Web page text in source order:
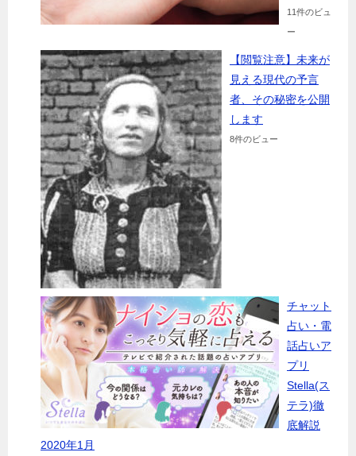
11件のビュ
ー
【閲覧注意】未来が
見える現代の予言
者、その秘密を公開
します
8件のビュー
チャット
占い・電
話占いア
プリ
Stella(ス
テラ)徹
底解説
2020年1月